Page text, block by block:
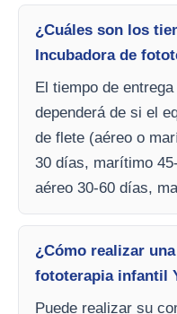
¿Cuáles son los
Incubadora de
El tiempo de
dependerá de si el
de flete (aéreo o
30 días, marítimo
aéreo 30-60 días,
¿Cómo realizar
fototerapia infantil
Puede realizar su